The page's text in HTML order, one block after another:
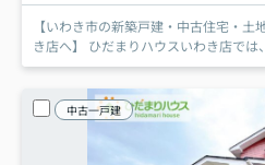
【いわき市の新築戸建・中古住宅・
き店へ】 ひだまりハウスいわき店
中古一戸建